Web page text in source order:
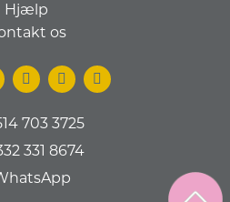
Hjælp
os
703 3725
331 8674